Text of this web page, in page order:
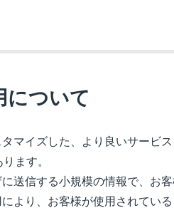
ついて
マイズした、より良いサービ
ます。
送信する小規模の情報で、お
より、お客様が使用されてい